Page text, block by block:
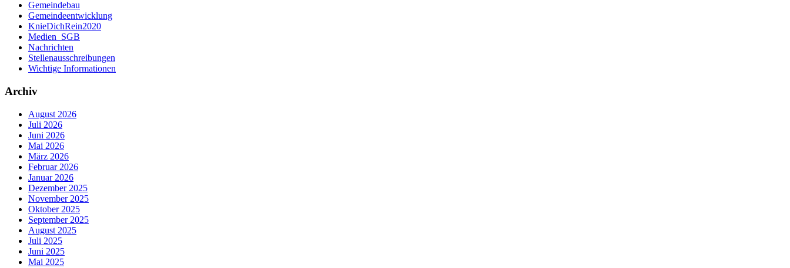
Gemeindebau
Gemeindeentwicklung
KnieDichRein2020
Medien_SGB
Nachrichten
Stellenausschreibungen
Wichtige Informationen
Archiv
August 2026
Juli 2026
Juni 2026
Mai 2026
März 2026
Februar 2026
Januar 2026
Dezember 2025
November 2025
Oktober 2025
September 2025
August 2025
Juli 2025
Juni 2025
Mai 2025